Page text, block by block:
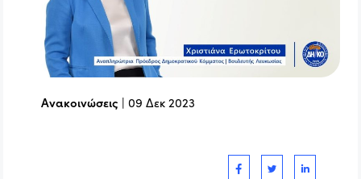
Ανακοινώσεις |09 Δεκ 2023